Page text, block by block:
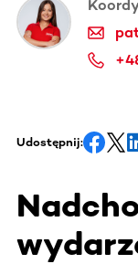
Udostępnij: